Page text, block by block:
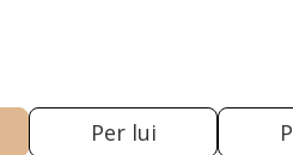
Per lui